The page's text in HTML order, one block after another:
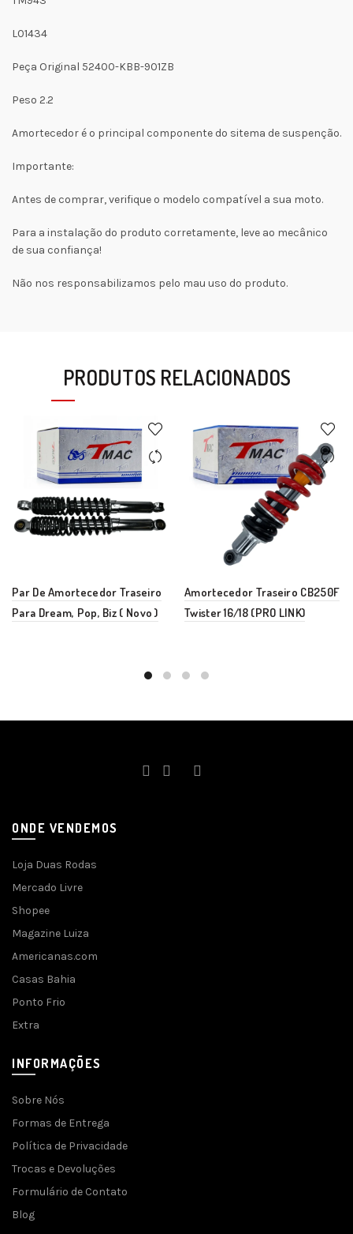
L01434
Peça Original 52400-KBB-901ZB
Peso 2.2
Amortecedor é o principal componente do sitema de suspenção.
Importante:
Antes de comprar, verifique o modelo compatível a sua moto.
Para a instalação do produto corretamente, leve ao mecânico
de sua confiança!
Não nos responsabilizamos pelo mau uso do produto.
PRODUTOS RELACIONADOS
Par De Amortecedor Traseiro
Para Dream, Pop, Biz ( Novo )
Amortecedor Traseiro CB250F
Twister 16/18 (PRO LINK)
ONDE VENDEMOS
Loja Duas Rodas
Mercado Livre
Shopee
Magazine Luiza
Americanas.com
Casas Bahia
Ponto Frio
Extra
INFORMAÇÕES
Sobre Nós
Formas de Entrega
Política de Privacidade
Trocas e Devoluções
Formulário de Contato
Blog